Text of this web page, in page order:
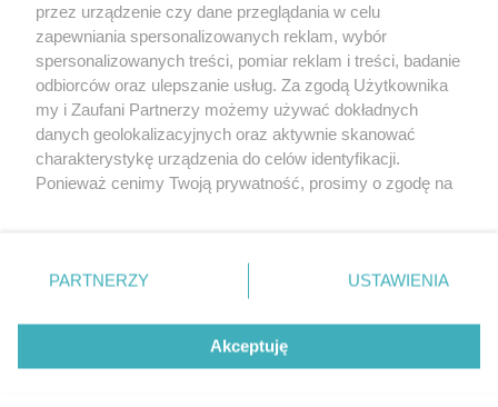
O FIRMIE POLITYKA PRYWATNOŚCI HOSTING
REKLAMA WSPÓŁPRACA RSS FACEBOOK KONTAKT
Nasze serwisy
Aktualności
Tcz24
Historia miasta
Muzyka i kultura
Archiwum wydarzeń
Zdjęcia miasta
przez urządzenie czy dane przeglądania w celu
zapewniania spersonalizowanych reklam, wybór
spersonalizowanych treści, pomiar reklam i treści, badanie
odbiorców oraz ulepszanie usług. Za zgodą Użytkownika
my i Zaufani Partnerzy możemy używać dokładnych
danych geolokalizacyjnych oraz aktywnie skanować
charakterystykę urządzenia do celów identyfikacji.
Ponieważ cenimy Twoją prywatność, prosimy o zgodę na
znajdujący się w lewym dolnym rogu strony
. Niektóre
przetwarzaniu. Preferencje będą miały zastosowania tylko
PARTNERZY USTAWIENIA
Akceptuję